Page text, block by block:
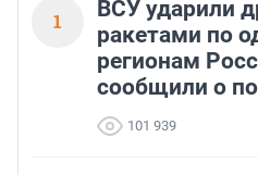
1
ВСУ ударили
ракетами по
регионам
сообщили о
101 939